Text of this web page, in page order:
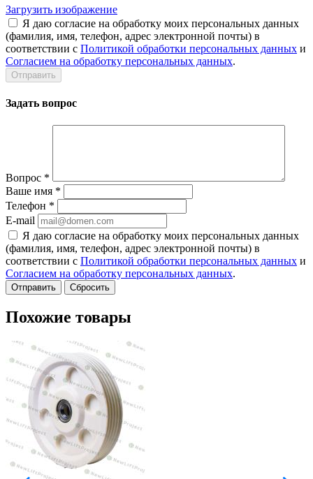
Загрузить изображение
Я даю согласие на обработку моих персональных данных
(фамилия, имя, телефон, адрес электронной почты) в
соответствии с Политикой обработки персональных данных и
Согласием на обработку персональных данных.
Задать вопрос
Вопрос *
Ваше имя *
Телефон *
E-mail
Я даю согласие на обработку моих персональных данных
(фамилия, имя, телефон, адрес электронной почты) в
соответствии с Политикой обработки персональных данных и
Согласием на обработку персональных данных.
Сбросить
Похожие товары